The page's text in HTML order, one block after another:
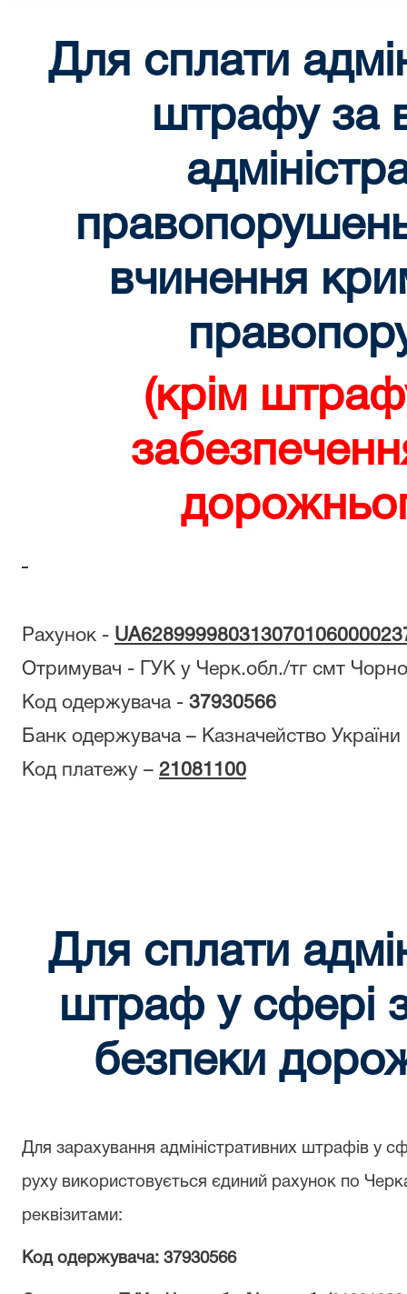
Для сплати
штрафу за
вчинення
(крім
Рахунок -
Отримувач - ГУК у Черк.обл./тг смт
Код одержувача - 37930566
Банк одержувача – Казначейство
Код платежу – 21081100
Для сплати
штраф у сфері
безпеки
Для зарахування адміністративних штрафів у
руху використовується єдиний рахунок по
реквізитами:
Код одержувача: 37930566